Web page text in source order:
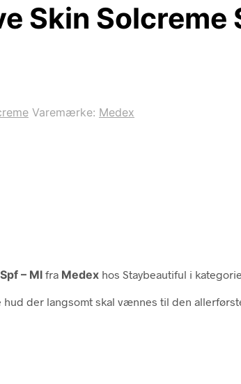
Skin Solcreme
Varemærke: Medex
– Ml fra Medex hos Staybeautiful i
der langsomt skal vænnes til den